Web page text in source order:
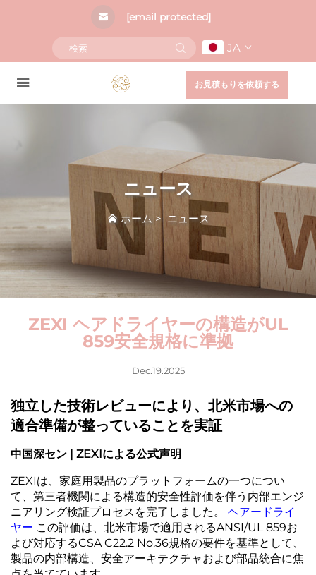
[email protected]
JA
お見積もりを依頼する
ニュース
ホーム >ニュース
ZEXI ヘアドライヤーの構造がUL
859安全規格に準拠
Dec.19.2025
独立した技術レビューにより、北米市場への
適合準備が整っていることを実証
中国深セン | ZEXIによる公式声明
ZEXIは、家庭用製品のプラットフォームの一つについ
て、第三者機関による構造的安全性評価を伴う内部エンジ
ニアリング検証プロセスを完了しました。 ヘアードライ
ヤー この評価は、北米市場で適用されるANSI/UL 859お
よび対応するCSA C22.2 No.36規格の要件を基準として、
製品の内部構造、安全アーキテクチャおよび部品統合に焦